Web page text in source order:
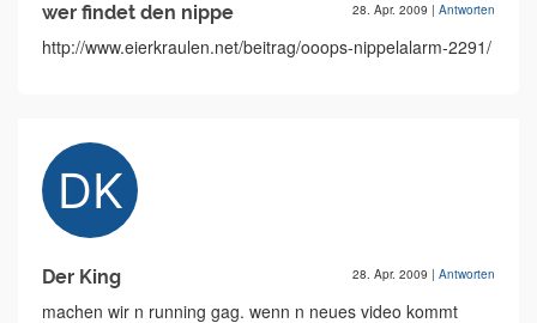
wer findet den nippe 28. Apr. 2009 | Antworten
http://www.eierkraulen.net/beitrag/ooops-nippelalarm-2291/
Der King 28. Apr. 2009 | Antworten
machen wir n running gag. wenn n neues video kommt